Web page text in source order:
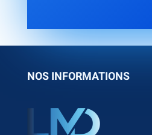
NOS INFORMATIONS